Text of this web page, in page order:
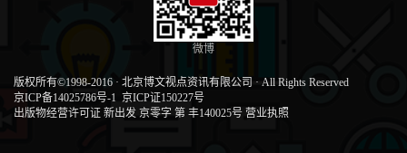
微博
版权所有©1998-2016 · 北京博文视点资讯有限公司 · All Rights Reserved
京ICP备14025786号-1 京ICP证150227号
出版物经营许可证 新出发 京零字 第 丰140025号 营业执照